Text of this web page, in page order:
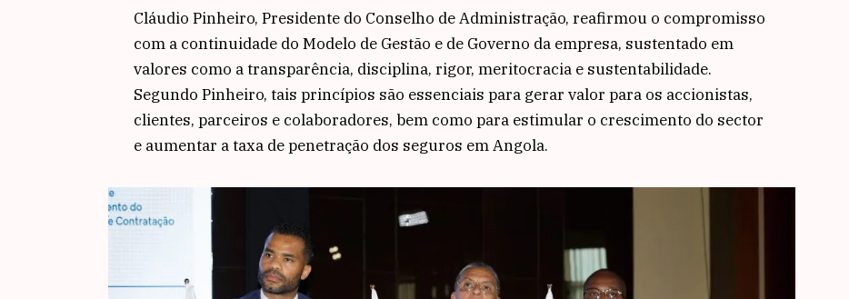
Cláudio Pinheiro, Presidente do Conselho de Administração, reafirmou o compromisso
com a continuidade do Modelo de Gestão e de Governo da empresa, sustentado em
valores como a transparência, disciplina, rigor, meritocracia e sustentabilidade.
Segundo Pinheiro, tais princípios são essenciais para gerar valor para os accionistas,
clientes, parceiros e colaboradores, bem como para estimular o crescimento do sector
e aumentar a taxa de penetração dos seguros em Angola.